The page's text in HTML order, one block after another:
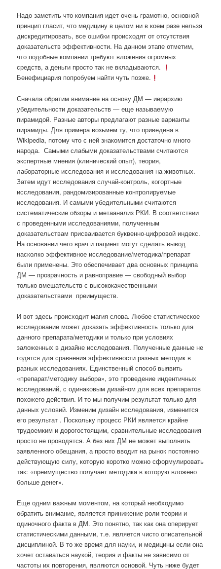
Надо заметить что компания идет очень грамотно, основной
принцип гласит, что медицину в целом ни в коем разе нельзя
дискредитировать, все ошибки происходят от отсутствия
доказательств эффективности. На данном этапе отметим,
что подобные компании требуют вложения огромных
средств, а деньги просто так не вкладываются.
Бенефициария попробуем найти чуть позже.
Сначала обратим внимание на основу ДМ — иерархию
убедительности доказательств — еще называемую
пирамидой. Разные авторы предлагают разные варианты
пирамиды. Для примера возьмем ту, что приведена в
Wikipedia, потому что с ней знакомится достаточно много
народа. Самыми слабыми доказательствами считаются
экспертные мнения (клинический опыт), теория,
лабораторные исследования и исследования на животных.
Затем идут исследования случай-контроль, когортные
исследования, рандомизированные контролируемые
исследования. И самыми убедительными считаются
систематические обзоры и метаанализ РКИ. В соответствии
с проведенными исследованиями, полученным
доказательствам присваивается буквенно-цифровой индекс.
На основании чего врач и пациент могут сделать вывод
насколко эффективное исследование/методика/препарат
были применены. Это обеспечивает два основных принципа
ДМ — прозрачность и равноправие — свободный выбор
только вмешательств с высококачественными
доказательствами преимуществ.
И вот здесь происходит магия слова. Любое статистическое
исследование может доказать эффективность только для
данного препарата/методики и только при условиях
заложенных в дизайне исследования. Полученные данные не
годятся для сравнения эффективности разных методик в
разных исследованиях. Единственный способ выявить
«препарат/методику выбора», это проведение индентичных
исследований, с одинаковым дизайном для всех препаратов
похожего действия. И то мы получим результат только для
данных условий. Изменим дизайн исследования, изменится
его результат . Поскольку процесс РКИ является крайне
трудоемким и дорогостоящим, сравнительные исследования
просто не проводятся. А без них ДМ не может выполнить
заявленного обещания, а просто вводит на рынок постоянно
действующую силу, которую коротко можно сформулировать
так: «преимущество получает методика в которую вложено
больше денег».
Еще одним важным моментом, на который необходимо
обратить внимание, является принижение роли теории и
одиночного факта в ДМ. Это понятно, так как она оперирует
статистическими данными, т.е. является чисто описательной
дисциплиной. В то же время для науки, и медицины если она
хочет оставаться наукой, теория и факты не зависимо от
частоты их повторения, являются основой. Чуть ниже будет